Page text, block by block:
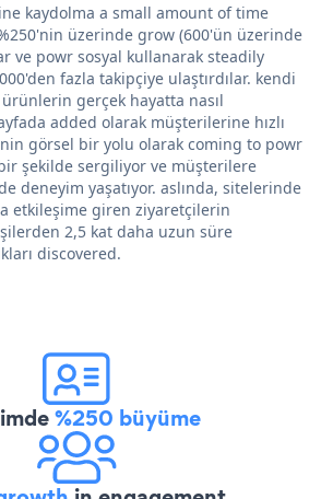
kaydolma a small amount of time
üzerinde grow (600'ün üzerinde
ve powr sosyal kullanarak steadily
fazla takipçiye ulaştırdılar. kendi
gerçek hayatta nasıl
added olarak müşterilerine hızlı
görsel bir yolu olarak coming to powr
şekilde sergiliyor ve müşterilere
deneyim yaşatıyor. aslında, sitelerinde
etkileşime giren ziyaretçilerin
2,5 kat daha uzun süre
discovered.
%250 büyüme